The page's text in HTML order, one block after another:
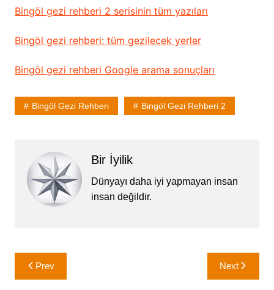
Bingöl gezi rehberi 2 serisinin tüm yazıları
Bingöl gezi rehberi: tüm gezilecek yerler
Bingöl gezi rehberi Google arama sonuçları
Bingöl Gezi Rehberi Bingöl Gezi Rehberi 2
Bir İyilik
Dünyayı daha iyi yapmayan insan
insan değildir.
Yazı
gezinmesi
Prev Next